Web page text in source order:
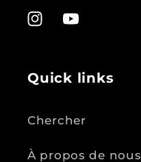
InstagramYouTube
Quick links
Chercher
À propos de nous